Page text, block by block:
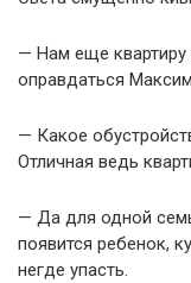
— Нам еще квартиру
оправдаться
— Какое
Отличная ведь
— Да для одной
появится ребенок,
негде упасть.